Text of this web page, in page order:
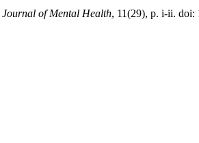
Journal of Mental Health, 11(29), p. i-ii. doi: